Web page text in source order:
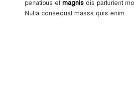
penatibus et magnis dis parturient
Nulla consequat massa quis enim.